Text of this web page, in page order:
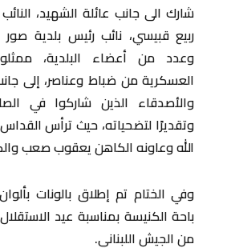
شارك الى جانب عائلة الشهيد،
ربيع قبيسي، نائب رئيس بلدية
وعدد من أعضاء البلدية،
العسكرية من ضباط وعناصر، إلى
والأصدقاء الذين شاركوا في
وتقديرًا لتضحياته، حيث ترأس
الله وعاونه الكاهن يعقوب صعب
وفي الختام تم إطلاق بالونات
باحة الكنيسة بمناسبة عيد
من الجيش اللبناني.